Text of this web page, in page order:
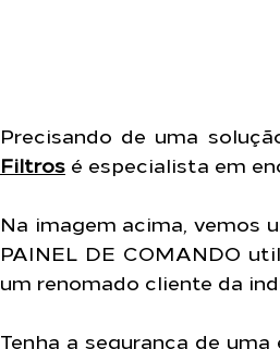
Precisando de uma
Filtros é especialista em
Na imagem acima, vemos
PAINEL DE COMANDO
um renomado cliente da